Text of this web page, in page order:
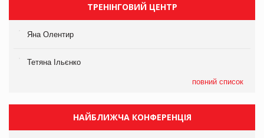
ТРЕНІНГОВИЙ ЦЕНТР
Яна Олентир
Тетяна Ільєнко
повний список
НАЙБЛИЖЧА КОНФЕРЕНЦІЯ